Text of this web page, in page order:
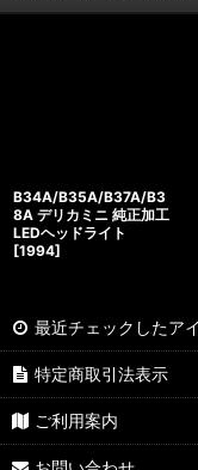
B34A/B35A/B37A/B3
8A デリカミニ 純正加工
LEDヘッドライト
[1994]
最近チェックしたア
特定商取引法表示
ご利用案内